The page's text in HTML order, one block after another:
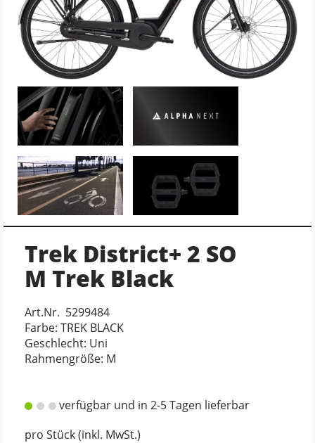
Trek District+ 2 SO
M Trek Black
Art.Nr. 5299484
Farbe: TREK BLACK
Geschlecht: Uni
Rahmengröße: M
verfügbar und in 2-5 Tagen lieferbar
pro Stück (inkl. MwSt.)